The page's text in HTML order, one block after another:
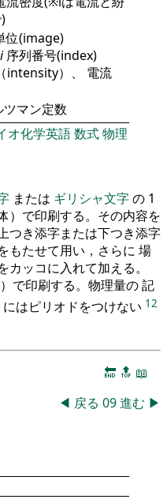
位(image)
i序列番号(index)
intensity）、 電流
ツマン定数
オ化学英語数式物理
または ギリシャ文字の 1
）で印刷する。その内容を
つき添字または下つき添字
もたせて用い，さらに 場
ッコに入れて加える。
で印刷する。物理量の 記
はピリオドをつけない 12
🔚 🔝 📖
◀ 戻る 09進む ▶